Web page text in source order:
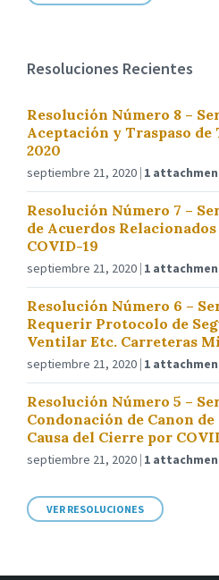
Resoluciones Recientes
Resolución Número 8 –
Aceptación y Traspaso
2020
septiembre 21, 2020 1
Resolución Número 7 –
de Acuerdos
COVID-19
septiembre 21, 2020 1
Resolución Número 6 –
Requerir Protocolo de
Ventilar Etc. Carreteras
septiembre 21, 2020 1
Resolución Número 5 –
Condonación de Canon
Causa del Cierre por
septiembre 21, 2020 1
VER RESOLUCIONES